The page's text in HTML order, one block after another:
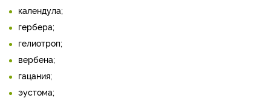
календула;
гербера;
гелиотроп;
вербена;
гацания;
эустома;